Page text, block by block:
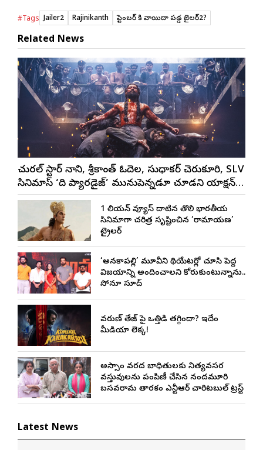
#Tags Jailer2 Rajinikanth సెప్టెంబ‌ర్ కి వాయిదా ప‌డ్డ జైల‌ర్2?
Related News
నేచురల్ స్టార్ నాని, శ్రీకాంత్ ఓదెల, సుధాకర్ చెరుకూరి, SLV
సినిమాస్ ‘ది ప్యారడైజ్’ మునుపెన్నడూ చూడని యాక్షన్
బ్లడ్ బాత్ టీజర్ రిలీజ్
1 బిలియన్ వ్యూస్ దాటిన తొలి భారతీయ
సినిమాగా చరిత్ర సృష్టించిన ‘రామాయణ’
ట్రైలర్
‘అనకాపల్లి’ మూవీని థియేటర్లో చూసి పెద్ద
విజయాన్ని అందించాలని కోరుకుంటున్నాను..
సోనూ సూద్
వరుణ్ తేజ్‌ పై ఒత్తిడి తగ్గిందా? ఇదేం
మీడియా లెక్క!
అస్సాం వరద బాధితులకు నిత్యవసర
వస్తువులను పంపిణీ చేసిన నందమూరి
బసవరామ తారకం ఎన్టీఆర్ చారిటబుల్ ట్రస్ట్
Latest News